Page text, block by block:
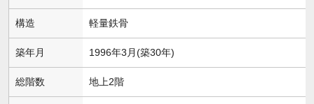
構造 軽量鉄骨
築年月 1996年3月(築30年)
総階数 地上2階